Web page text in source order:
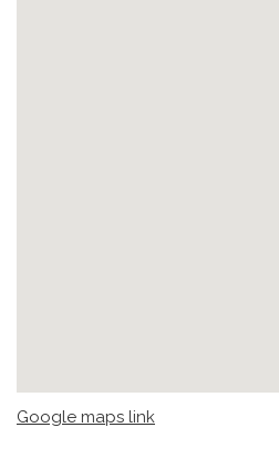
Google maps link